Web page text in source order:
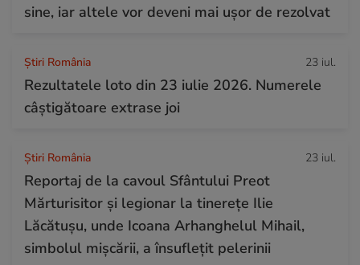
sine, iar altele vor deveni mai ușor de rezolvat
Știri România 23 iul.
Rezultatele loto din 23 iulie 2026. Numerele
câștigătoare extrase joi
Știri România 23 iul.
Reportaj de la cavoul Sfântului Preot
Mărturisitor și legionar la tinerețe Ilie
Lăcătușu, unde Icoana Arhanghelul Mihail,
simbolul mișcării, a însuflețit pelerinii